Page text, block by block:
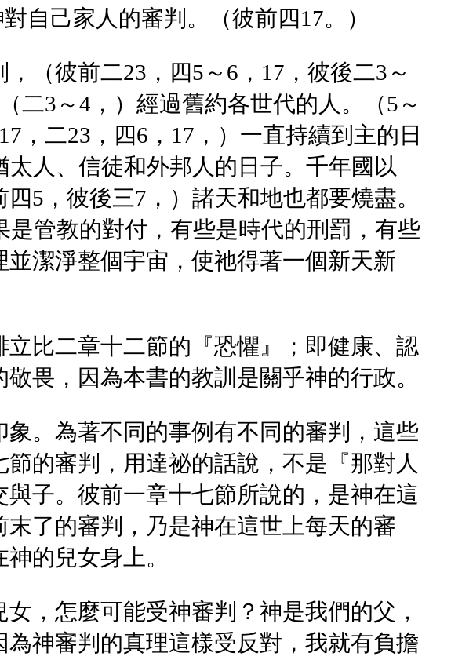
自己家人的審判。（彼前四17。）
（彼前二23，四5～6，17，彼後二3～
二3～4，）經過舊約各世代的人。（5～
，二23，四6，17，）一直持續到主的日
人、信徒和外邦人的日子。千年國以
5，彼後三7，）諸天和地也都要燒盡。
是管教的對付，有些是時代的刑罰，有些
潔淨整個宇宙，使祂得著一個新天新
比二章十二節的『恐懼』；即健康、認
畏，因為本書的教訓是關乎神的行政。
。為著不同的事例有不同的審判，這些
的審判，用達祕的話說，不是『那對人
子。彼前一章十七節所說的，是神在這
了的審判，乃是神在這世上每天的審
的兒女身上。
，怎麼可能受神審判？神是我們的父，
神審判的真理這樣受反對，我就有負擔